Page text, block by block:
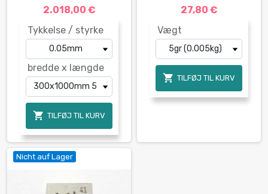
2.018,00 €
Tykkelse / styrke
bredde x længde
 TILFØJ TIL KURV
27,80 €
Vægt
 TILFØJ TIL KURV
Nicht auf Lager